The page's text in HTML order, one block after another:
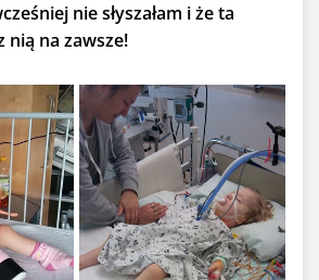
nie słyszałam i że ta
nią na zawsze!